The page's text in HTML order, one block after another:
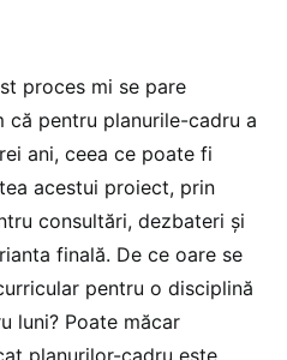
proces mi se pare
că pentru planurile-cadru a
ani, ceea ce poate fi
acestui proiect, prin
consultări, dezbateri și
finală. De ce oare se
pentru o disciplină
luni? Poate măcar
planurilor-cadru este